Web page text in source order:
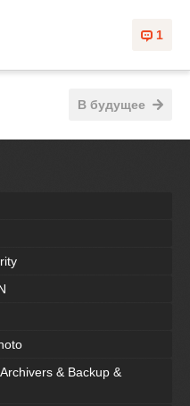
1
В будущее
& Backup &